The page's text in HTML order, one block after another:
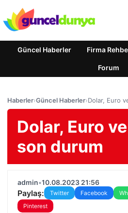
Güncel Haberler Firma
Forum
Haberler›Güncel Haberler›Dolar, Euro
Dolar, Euro ve
son durum
admin•10.08.2023 21:56
Paylaş: Twitter Facebook
Pinterest